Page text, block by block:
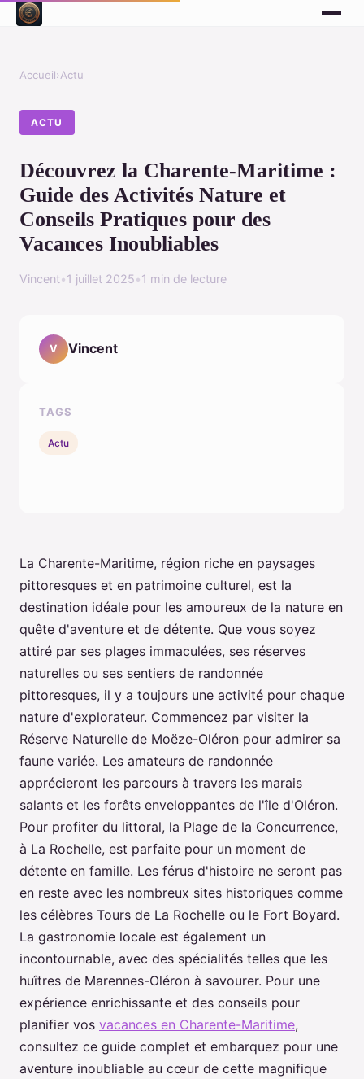
Accueil›Actu
ACTU
Découvrez la Charente-Maritime :
Guide des Activités Nature et
Conseils Pratiques pour des
Vacances Inoubliables
Vincent•1 juillet 2025•1 min de lecture
La Charente-Maritime, région riche en paysages
pittoresques et en patrimoine culturel, est la
destination idéale pour les amoureux de la nature en
quête d'aventure et de détente. Que vous soyez
attiré par ses plages immaculées, ses réserves
naturelles ou ses sentiers de randonnée
pittoresques, il y a toujours une activité pour chaque
nature d'explorateur. Commencez par visiter la
Réserve Naturelle de Moëze-Oléron pour admirer sa
faune variée. Les amateurs de randonnée
apprécieront les parcours à travers les marais
salants et les forêts enveloppantes de l'île d'Oléron.
Pour profiter du littoral, la Plage de la Concurrence,
à La Rochelle, est parfaite pour un moment de
détente en famille. Les férus d'histoire ne seront pas
en reste avec les nombreux sites historiques comme
les célèbres Tours de La Rochelle ou le Fort Boyard.
La gastronomie locale est également un
incontournable, avec des spécialités telles que les
huîtres de Marennes-Oléron à savourer. Pour une
expérience enrichissante et des conseils pour
planifier vos vacances en Charente-Maritime,
consultez ce guide complet et embarquez pour une
aventure inoubliable au cœur de cette magnifique
V Vincent
TAGS
Actu